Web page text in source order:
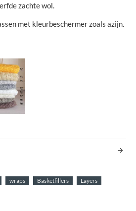
zachte wol.
met kleurbeschermer zoals azijn.
wraps Basketfillers Layers